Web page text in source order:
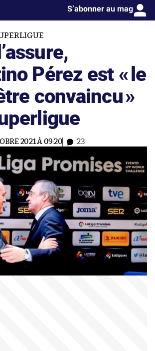
S’abonner au mag
Pérez est «le
convaincu»
2021 À 09:20 23